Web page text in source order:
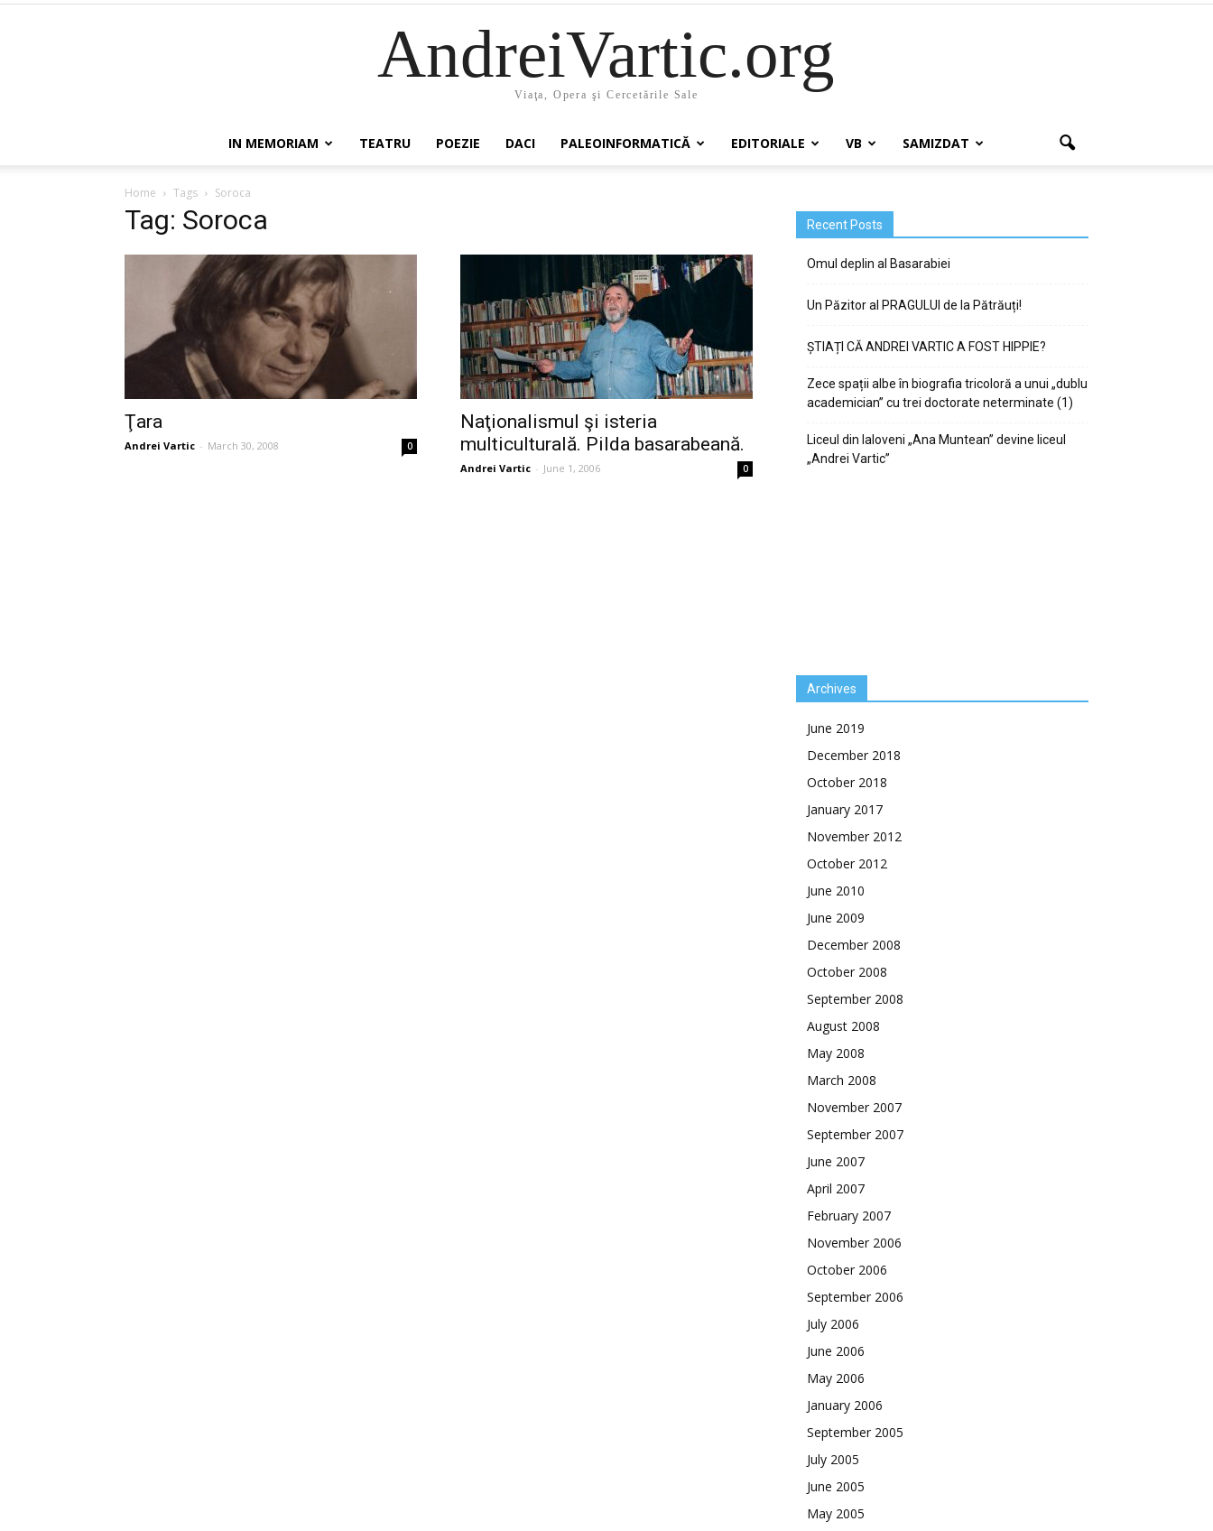
AndreiVartic.org
Viaţa, Opera şi Cercetările Sale
IN MEMORIAM TEATRU POEZIE DACI PALEOINFORMATICĂ EDITORIALE VB SAMIZDAT
Home Tags Soroca
Tag: Soroca
Ţara
Andrei Vartic - March 30, 2008 0
Naţionalismul şi isteria
multiculturală. Pilda basarabeană.
Andrei Vartic - June 1, 2006 0
Recent Posts
Omul deplin al Basarabiei
Un Păzitor al PRAGULUI de la Pătrăuți!
ȘTIAȚI CĂ ANDREI VARTIC A FOST HIPPIE?
Zece spații albe în biografia tricoloră a unui „dublu
academician” cu trei doctorate neterminate (1)
Liceul din Ialoveni „Ana Muntean” devine liceul
„Andrei Vartic”
Archives
June 2019
December 2018
October 2018
January 2017
November 2012
October 2012
June 2010
June 2009
December 2008
October 2008
September 2008
August 2008
May 2008
March 2008
November 2007
September 2007
June 2007
April 2007
February 2007
November 2006
October 2006
September 2006
July 2006
June 2006
May 2006
January 2006
September 2005
July 2005
June 2005
May 2005